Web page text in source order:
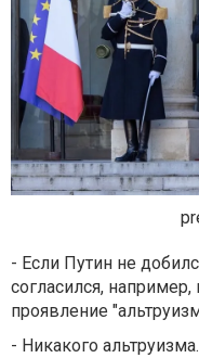
- Если Путин не
согласился,
проявление
- Никакого